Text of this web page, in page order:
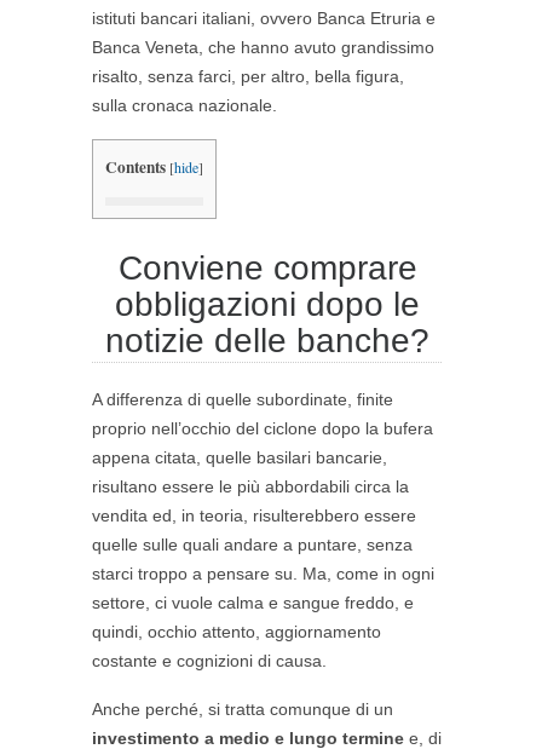
istituti bancari italiani, ovvero Banca Etruria e
Banca Veneta, che hanno avuto grandissimo
risalto, senza farci, per altro, bella figura,
sulla cronaca nazionale.
Contents [hide]
Conviene comprare
obbligazioni dopo le
notizie delle banche?
A differenza di quelle subordinate, finite
proprio nell’occhio del ciclone dopo la bufera
appena citata, quelle basilari bancarie,
risultano essere le più abbordabili circa la
vendita ed, in teoria, risulterebbero essere
quelle sulle quali andare a puntare, senza
starci troppo a pensare su. Ma, come in ogni
settore, ci vuole calma e sangue freddo, e
quindi, occhio attento, aggiornamento
costante e cognizioni di causa.
Anche perché, si tratta comunque di un
investimento a medio e lungo termine e, di